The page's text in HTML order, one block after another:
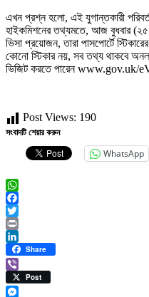
এখন প্রশ্ন হলো, এই যুগান্তকারী
হাইকমিশনের তথ্যমতে, আজ বুধবার (২৫
ভিসা প্রয়োজন, তারা পাসপোর্টে
কোনো স্টিকার নয়, সব তথ্য থাকবে
ভিজিট করতে পারেন www.gov.uk/
Post Views: 190
সংবাদটি শেয়ার করুন
WhatsApp
WhatsApp
Facebook
Twitter
Print
LinkedIn
Share
ViberPost